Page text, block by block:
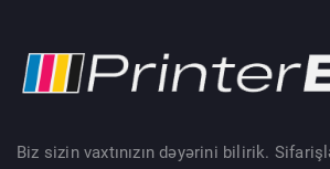
Biz sizin vaxtınızın dəyərini bilirik.